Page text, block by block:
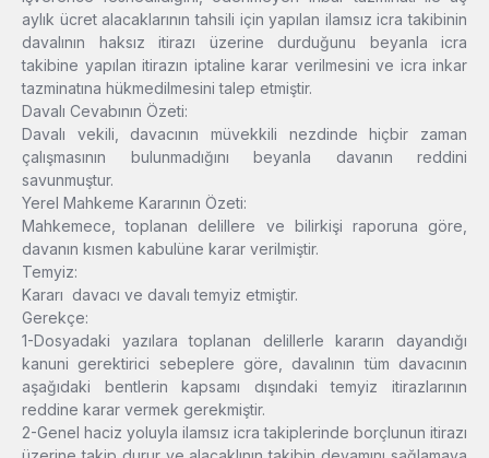
aylık ücret alacaklarının tahsili için yapılan ilamsız icra takibinin
davalının haksız itirazı üzerine durduğunu beyanla icra
takibine yapılan itirazın iptaline karar verilmesini ve icra inkar
tazminatına hükmedilmesini talep etmiştir.
Davalı Cevabının Özeti:
Davalı vekili, davacının müvekkili nezdinde hiçbir zaman
çalışmasının bulunmadığını beyanla davanın reddini
savunmuştur.
Yerel Mahkeme Kararının Özeti:
Mahkemece, toplanan delillere ve bilirkişi raporuna göre,
davanın kısmen kabulüne karar verilmiştir.
Temyiz:
Kararı davacı ve davalı temyiz etmiştir.
Gerekçe:
1-Dosyadaki yazılara toplanan delillerle kararın dayandığı
kanuni gerektirici sebeplere göre, davalının tüm davacının
aşağıdaki bentlerin kapsamı dışındaki temyiz itirazlarının
reddine karar vermek gerekmiştir.
2-Genel haciz yoluyla ilamsız icra takiplerinde borçlunun itirazı